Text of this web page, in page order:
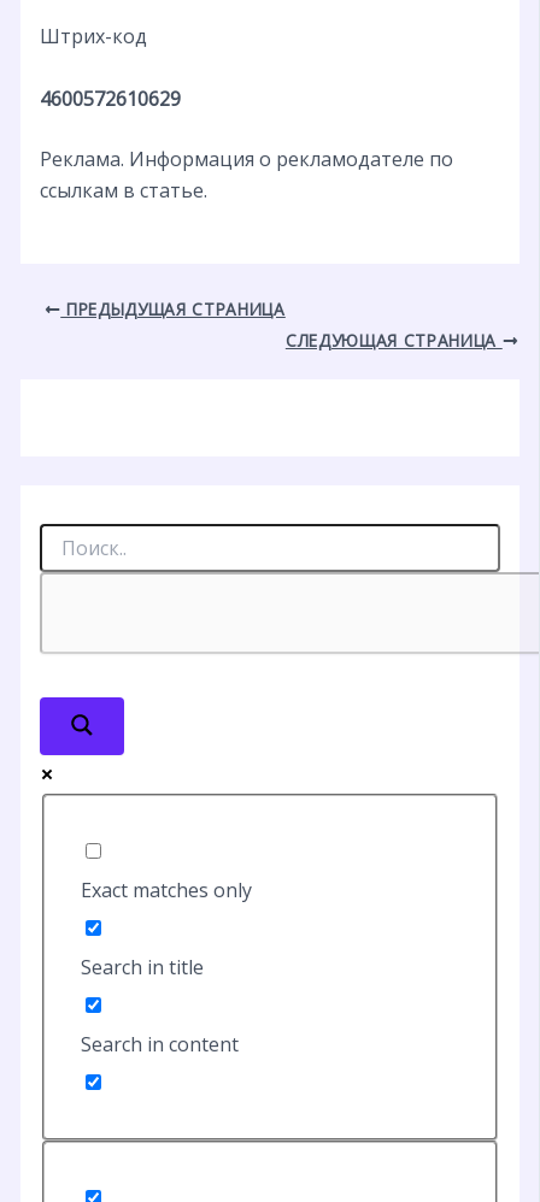
Штрих-код
4600572610629
Реклама. Информация о рекламодателе по
ссылкам в статье.
ПРЕДЫДУЩАЯ СТРАНИЦА
СЛЕДУЮЩАЯ СТРАНИЦА
Exact matches only
Search in title
Search in content